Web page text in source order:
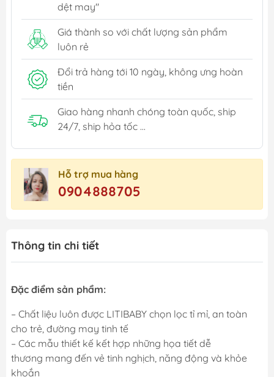
dệt may"
Giá thành so với chất lượng sản phẩm
luôn rẻ
Đổi trả hàng tới 10 ngày, không ưng hoàn
tiền
Giao hàng nhanh chóng toàn quốc, ship
24/7, ship hỏa tốc ...
Hỗ trợ mua hàng
0904888705
Thông tin chi tiết
Đặc điểm sản phẩm:
– Chất liệu luôn được LITIBABY chọn lọc tỉ mỉ, an toàn
cho trẻ, đường may tinh tế
– Các mẫu thiết kế kết hợp những họa tiết dễ
thương mang đến vẻ tinh nghịch, năng động và khỏe
khoắn